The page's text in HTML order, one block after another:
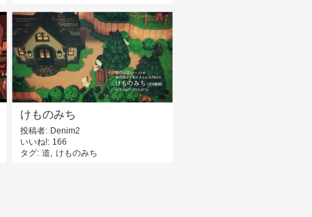
けものみち
投稿者
Denim2
いいね! 166
タグ 道 けものみち